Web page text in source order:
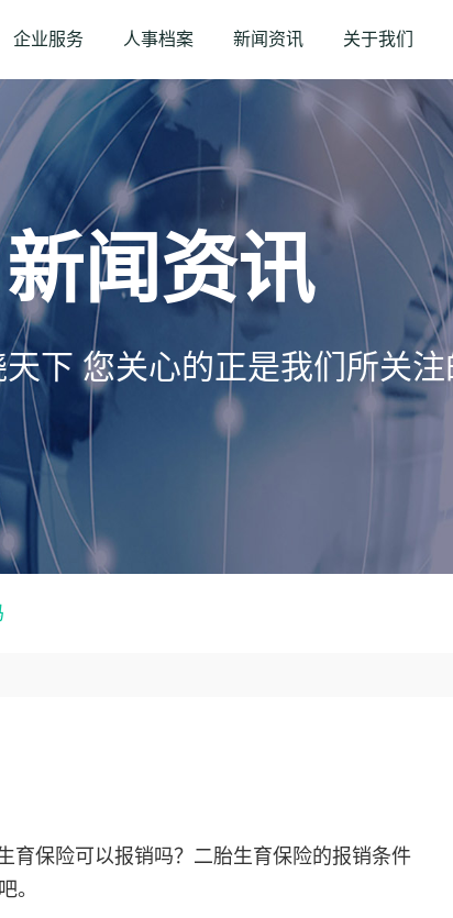
企业服务 人事档案 新闻资讯 关于我们
新闻资讯
下 您关心的正是我们所关注
育保险可以报销吗？二胎生育保险的报销条件
。